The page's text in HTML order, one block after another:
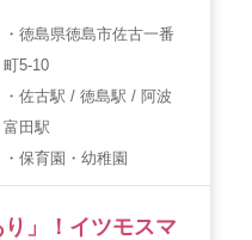
・徳島県徳島市佐古一番
町5-10
・佐古駅 / 徳島駅 / 阿波
富田駅
・保育園・幼稚園
り」！イツモスマ